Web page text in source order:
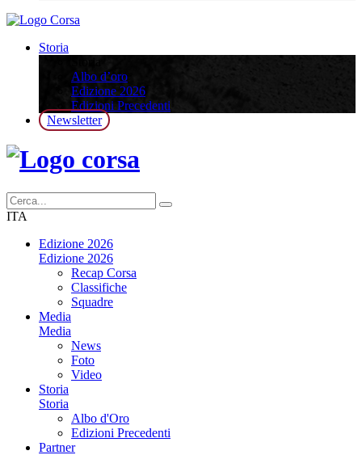
Storia
Albo d’oro
Edizione 2026
Edizioni Precedenti
Newsletter
ITA
Edizione 2026
Edizione 2026
Recap Corsa
Classifiche
Squadre
Media
Media
News
Foto
Video
Storia
Storia
Albo d'Oro
Edizioni Precedenti
Partner